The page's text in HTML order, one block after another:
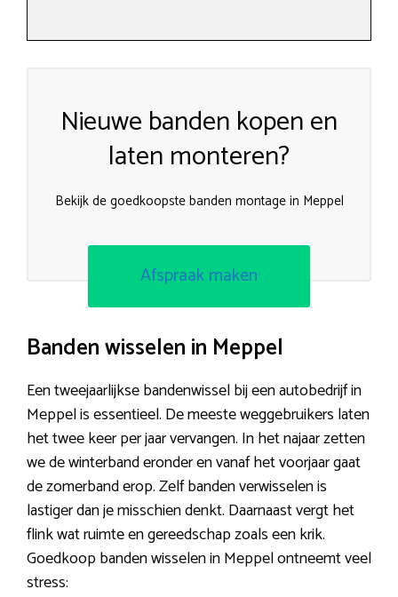
Nieuwe banden kopen en
laten monteren?
Bekijk de goedkoopste banden montage in Meppel
Afspraak maken
Banden wisselen in Meppel
Een tweejaarlijkse bandenwissel bij een autobedrijf in
Meppel is essentieel. De meeste weggebruikers laten
het twee keer per jaar vervangen. In het najaar zetten
we de winterband eronder en vanaf het voorjaar gaat
de zomerband erop. Zelf banden verwisselen is
lastiger dan je misschien denkt. Daarnaast vergt het
flink wat ruimte en gereedschap zoals een krik.
Goedkoop banden wisselen in Meppel ontneemt veel
stress: